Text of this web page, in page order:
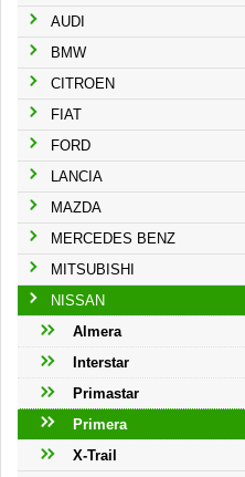
AUDI
BMW
CITROEN
FIAT
FORD
LANCIA
MAZDA
MERCEDES BENZ
MITSUBISHI
NISSAN
Almera
Interstar
Primastar
Primera
X-Trail